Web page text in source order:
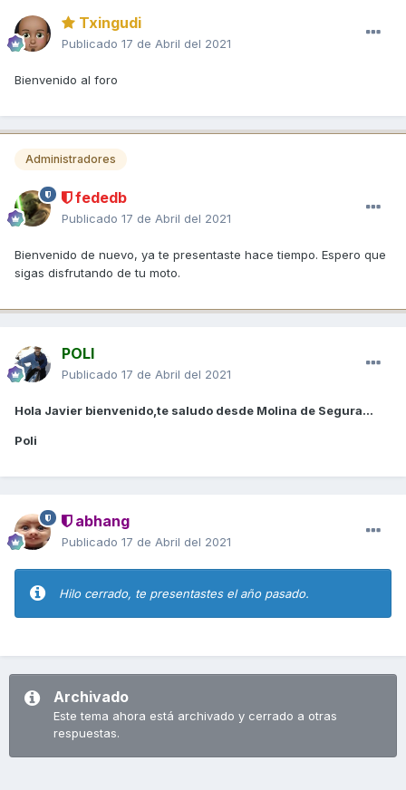
Txingudi
Publicado 17 de Abril del 2021
Bienvenido al foro
Administradores
fededb
Publicado 17 de Abril del 2021
Bienvenido de nuevo, ya te presentaste hace tiempo. Espero que
sigas disfrutando de tu moto.
POLI
Publicado 17 de Abril del 2021
Hola Javier bienvenido,te saludo desde Molina de Segura...
Poli
abhang
Publicado 17 de Abril del 2021
Hilo cerrado, te presentastes el año pasado.
Archivado
Este tema ahora está archivado y cerrado a otras
respuestas.